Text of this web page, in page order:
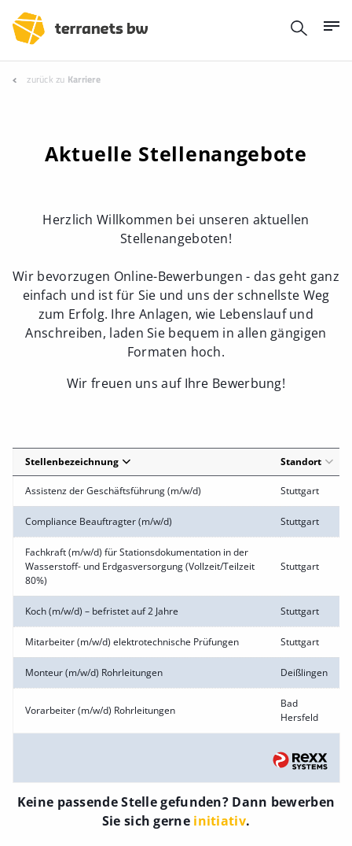
zurück zu Karriere
Aktuelle Stellenangebote
Herzlich Willkommen bei unseren aktuellen
Stellenangeboten!
Wir bevorzugen Online-Bewerbungen - das geht ganz
einfach und ist für Sie und uns der schnellste Weg
zum Erfolg. Ihre Anlagen, wie Lebenslauf und
Anschreiben, laden Sie bequem in allen gängigen
Formaten hoch.
Wir freuen uns auf Ihre Bewerbung!
Stellenbezeichnung Standort
Assistenz der Geschäftsführung (m/w/d) Stuttgart
Compliance Beauftragter (m/w/d) Stuttgart
Fachkraft (m/w/d) für Stationsdokumentation in der
Wasserstoff- und Erdgasversorgung (Vollzeit/Teilzeit
80%)
Stuttgart
Koch (m/w/d) – befristet auf 2 Jahre Stuttgart
Mitarbeiter (m/w/d) elektrotechnische Prüfungen Stuttgart
Monteur (m/w/d) Rohrleitungen Deißlingen
Vorarbeiter (m/w/d) Rohrleitungen
Bad
Hersfeld
Keine passende Stelle gefunden? Dann bewerben
Sie sich gerne initiativ.